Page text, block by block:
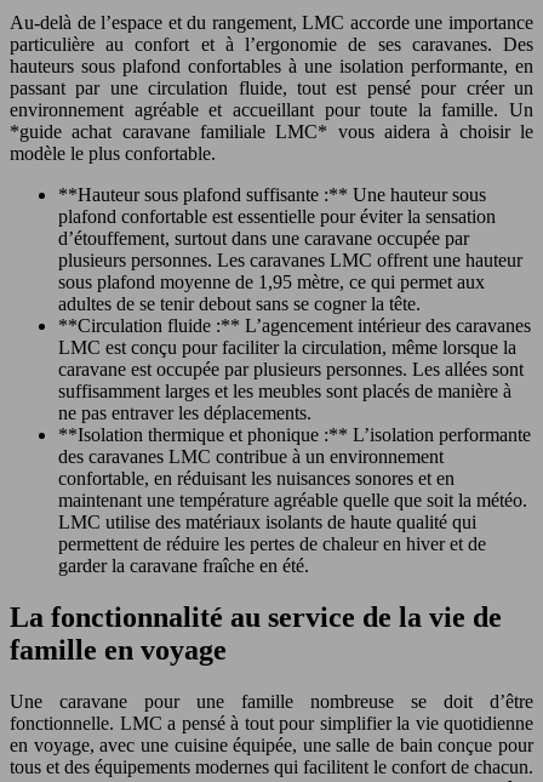
Au-delà de l’espace et du rangement, LMC accorde une importance
particulière au confort et à l’ergonomie de ses caravanes. Des
hauteurs sous plafond confortables à une isolation performante, en
passant par une circulation fluide, tout est pensé pour créer un
environnement agréable et accueillant pour toute la famille. Un
*guide achat caravane familiale LMC* vous aidera à choisir le
modèle le plus confortable.
**Hauteur sous plafond suffisante :** Une hauteur sous
plafond confortable est essentielle pour éviter la sensation
d’étouffement, surtout dans une caravane occupée par
plusieurs personnes. Les caravanes LMC offrent une hauteur
sous plafond moyenne de 1,95 mètre, ce qui permet aux
adultes de se tenir debout sans se cogner la tête.
**Circulation fluide :** L’agencement intérieur des caravanes
LMC est conçu pour faciliter la circulation, même lorsque la
caravane est occupée par plusieurs personnes. Les allées sont
suffisamment larges et les meubles sont placés de manière à
ne pas entraver les déplacements.
**Isolation thermique et phonique :** L’isolation performante
des caravanes LMC contribue à un environnement
confortable, en réduisant les nuisances sonores et en
maintenant une température agréable quelle que soit la météo.
LMC utilise des matériaux isolants de haute qualité qui
permettent de réduire les pertes de chaleur en hiver et de
garder la caravane fraîche en été.
La fonctionnalité au service de la vie de
famille en voyage
Une caravane pour une famille nombreuse se doit d’être
fonctionnelle. LMC a pensé à tout pour simplifier la vie quotidienne
en voyage, avec une cuisine équipée, une salle de bain conçue pour
tous et des équipements modernes qui facilitent le confort de chacun.